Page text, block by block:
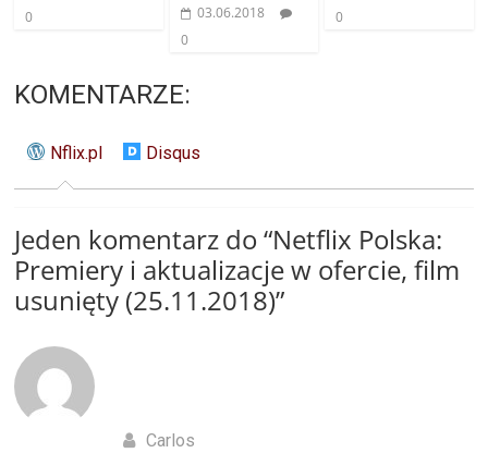
0
03.06.2018
0
0
KOMENTARZE:
Nflix.pl Disqus
Jeden komentarz do “Netflix Polska:
Premiery i aktualizacje w ofercie, film
usunięty (25.11.2018)”
Carlos